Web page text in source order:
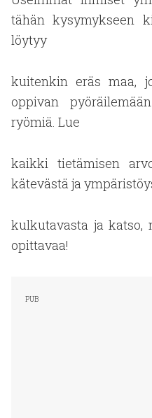
tähän kysymykseen
löytyy
kuitenkin eräs maa,
oppivan
ryömiä. Lue
kaikki tietämisen
kätevästä ja
kulkutavasta ja katso,
opittavaa!